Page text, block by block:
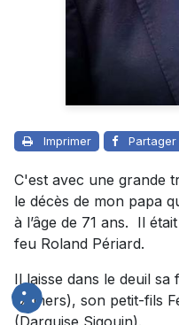
Imprimer Partager
C'est avec une grande
le décès de mon papa
à l’âge de 71 ans. Il
feu Roland Périard.
Il laisse dans le deuil sa
Demers), son petit-fils
(Darquise Sigouin).